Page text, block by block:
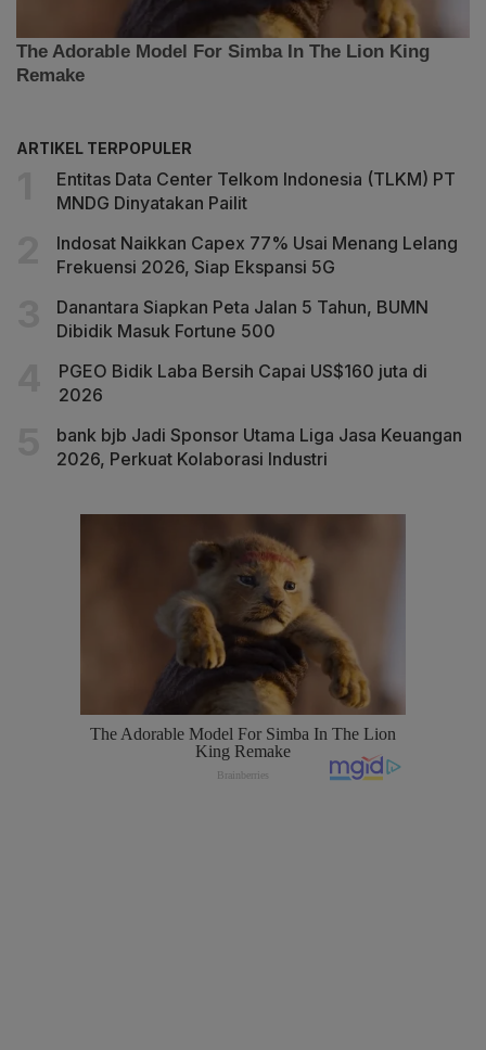
ARTIKEL TERPOPULER
Entitas Data Center Telkom Indonesia (TLKM) PT
MNDG Dinyatakan Pailit
Indosat Naikkan Capex 77% Usai Menang Lelang
Frekuensi 2026, Siap Ekspansi 5G
Danantara Siapkan Peta Jalan 5 Tahun, BUMN
Dibidik Masuk Fortune 500
PGEO Bidik Laba Bersih Capai US$160 juta di
2026
bank bjb Jadi Sponsor Utama Liga Jasa Keuangan
2026, Perkuat Kolaborasi Industri